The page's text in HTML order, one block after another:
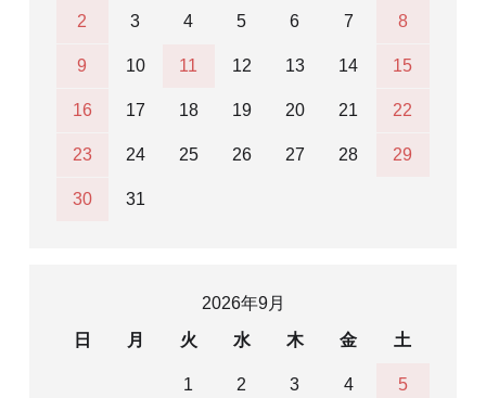
2 3 4 5 6 7 8
9 10 11 12 13 14 15
16 17 18 19 20 21 22
23 24 25 26 27 28 29
30 31
2026年9月
日
月 火 水 木 金 土
1 2 3 4 5